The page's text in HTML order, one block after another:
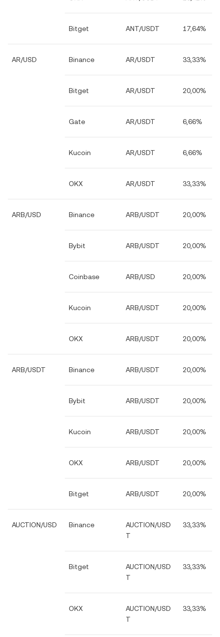
Bitget ANT/USDT 17,64%
AR/USD Binance AR/USDT 33,33%
Bitget AR/USDT 20,00%
Gate AR/USDT 6,66%
Kucoin AR/USDT 6,66%
OKX AR/USDT 33,33%
ARB/USD Binance ARB/USDT 20,00%
Bybit ARB/USDT 20,00%
Coinbase ARB/USD 20,00%
Kucoin ARB/USDT 20,00%
OKX ARB/USDT 20,00%
ARB/USDT Binance ARB/USDT 20,00%
Bybit ARB/USDT 20,00%
Kucoin ARB/USDT 20,00%
OKX ARB/USDT 20,00%
Bitget ARB/USDT 20,00%
AUCTION/USD Binance
AUCTION/USD
T
33,33%
Bitget
AUCTION/USD
T
33,33%
OKX
AUCTION/USD
T
33,33%